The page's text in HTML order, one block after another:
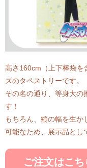
高さ160cm（上下棒袋を
ズのタペストリーです。
その名の通り、等身大の
す！
もちろん、縦の幅を生か
可能なため、展示品とし
ご注文はこち